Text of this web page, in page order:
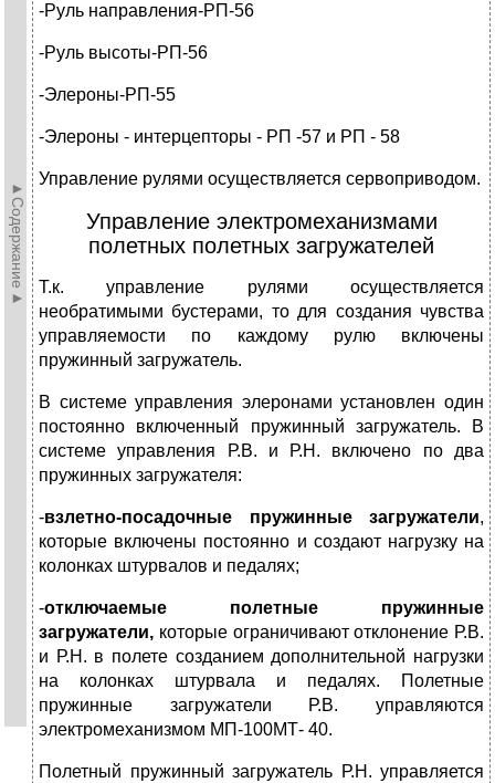
►Содержание►
-Руль направления-РП-56
-Руль высоты-РП-56
-Элероны-РП-55
-Элероны - интерцепторы - РП -57 и РП - 58
Управление рулями осуществляется сервоприводом.
Управление электромеханизмами
полетных полетных загружателей
Т.к. управление рулями осуществляется
необратимыми бустерами, то для создания чувства
управляемости по каждому рулю включены
пружинный загружатель.
В системе управления элеронами установлен один
постоянно включенный пружинный загружатель. В
системе управления Р.В. и Р.Н. включено по два
пружинных загружателя:
-взлетно-посадочные пружинные загружатели,
которые включены постоянно и создают нагрузку на
колонках штурвалов и педалях;
-отключаемые полетные пружинные
загружатели, которые ограничивают отклонение Р.В.
и Р.Н. в полете созданием дополнительной нагрузки
на колонках штурвала и педалях. Полетные
пружинные загружатели Р.В. управляются
электромеханизмом МП-100МТ- 40.
Полетный пружинный загружатель Р.Н. управляется